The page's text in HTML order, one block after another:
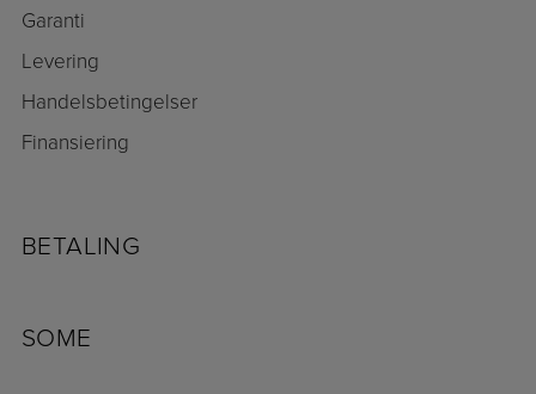
Garanti
Levering
Handelsbetingelser
Finansiering
BETALING
SOME